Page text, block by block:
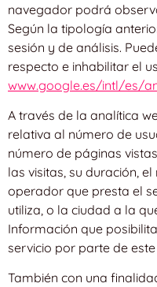
navegador podrá
Según la tipología
sesión y de análisis.
respecto e inhabilitar el
www.google.es/intl/es/
A través de la analítica
relativa al número de
número de páginas
las visitas, su duración,
operador que presta el
utiliza, o la ciudad a la
Información que
servicio por parte de
También con una